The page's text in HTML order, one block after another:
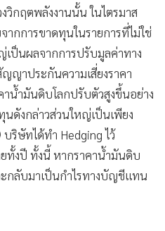
วิกฤตพลังงานนั้น ในไตรมาส
กการขาดทุนในรายการที่ไม่ใช่
เป็นผลจากการปรับมูลค่าทาง
ญาประกันความเสี่ยงราคา
าน้ำมันดิบโลกปรับตัวสูงขึ้นอย่าง
นดังกล่าวส่วนใหญ่เป็นเพียง
ริษัทได้ทำ Hedging ไว้
งปี ทั้งนี้ หากราคาน้ำมันดิบ
กลับมาเป็นกำไรทางบัญชีแทน